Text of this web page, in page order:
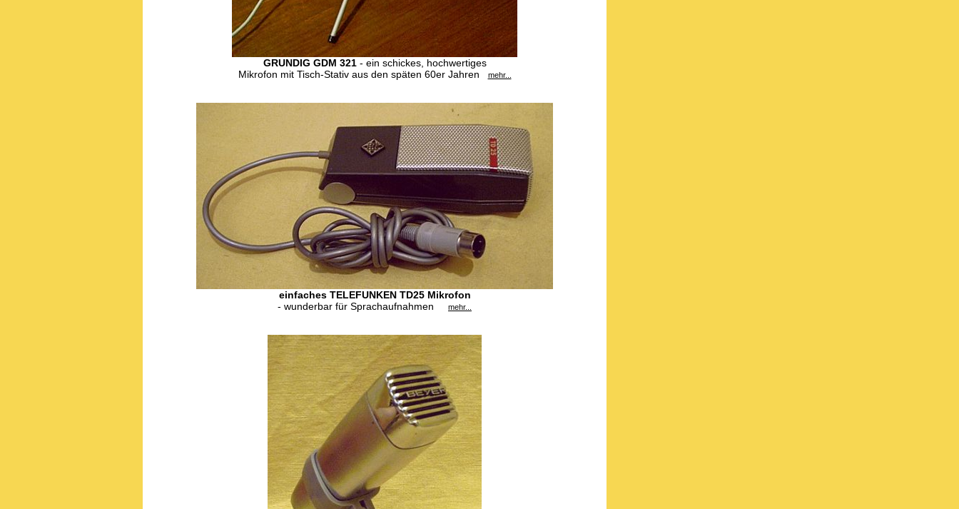
GRUNDIG GDM 321- ein schickes, hochwertiges
Mikrofon mit Tisch-Stativ aus den späten 60er Jahren
mehr...
einfaches TELEFUNKEN TD25 Mikrofon
- wunderbar für Sprachaufnahmen
mehr...